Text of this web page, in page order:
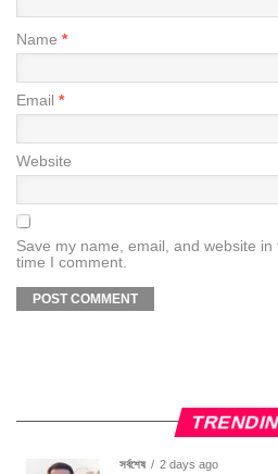
Name *
Email *
Website
Save my name, email, and website
time I comment.
সর্বশেষ 2 days ago